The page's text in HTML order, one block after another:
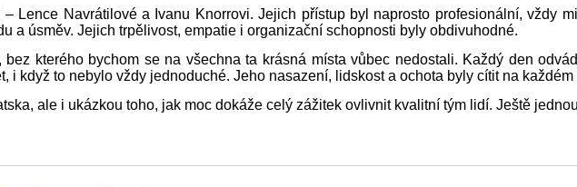
Lence Navrátilové a Ivanu Knorrovi. Jejich přístup byl naprosto profesionální, vždy
a úsměv. Jejich trpělivost, empatie i organizační schopnosti byly obdivuhodné.
kterého bychom se na všechna ta krásná místa vůbec nedostali. Každý den
i když to nebylo vždy jednoduché. Jeho nasazení, lidskost a ochota byly cítit na každém
ale i ukázkou toho, jak moc dokáže celý zážitek ovlivnit kvalitní tým lidí. Ještě